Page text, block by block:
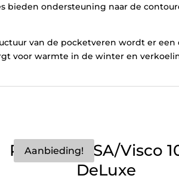
bieden ondersteuning naar de
van de pocketveren wordt er
voor warmte in de winter en
Aanbieding!
Pocket NASA/Visco
DeLuxe